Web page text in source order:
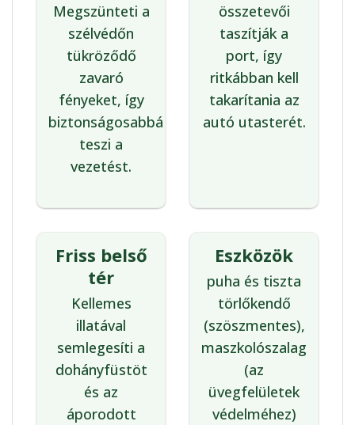
Megszünteti a
szélvédőn
tükröződő
zavaró
fényeket, így
biztonságosabbá
teszi a
vezetést.
összetevői
taszítják a
port, így
ritkábban kell
takarítania az
autó utasterét.
Friss belső
tér
Kellemes
illatával
semlegesíti a
dohányfüstöt
és az
áporodott
Eszközök
puha és tiszta
törlőkendő
(szöszmentes),
maszkolószalag
(az
üvegfelületek
védelméhez)